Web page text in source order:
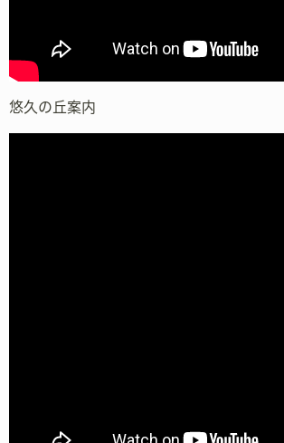
悠久の丘案内